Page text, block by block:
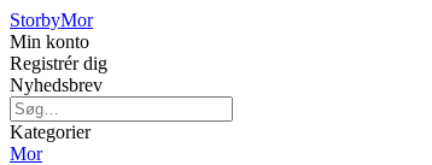
StorbyMor
Min konto
Registrér dig
Nyhedsbrev
Kategorier
Mor